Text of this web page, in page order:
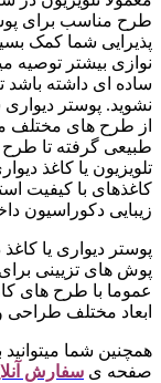
طرح مناسب برای
پذیرایی شما کمک
نوازی بیشتر توصیه
ساده ای داشته باشد
نشوید. پوستر
از طرح های مختلف
طبیعی گرفته تا
تلویزیون یا کاغذ
کاغذهای با کیفیت
زیبایی دکوراسیون
پوستر دیواری یا کاغذ
پوش های تزیینی
عموما با طرح های
ابعاد مختلف
همچنین شما
صفحه ی سفارش